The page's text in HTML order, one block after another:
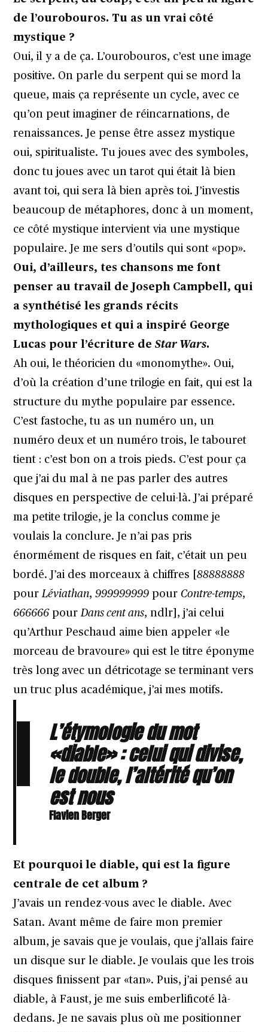
de l’ourobouros. Tu as un vrai côté
mystique ?
Oui, il y a de ça. L’ourobouros, c’est une image
positive. On parle du serpent qui se mord la
queue, mais ça représente un cycle, avec ce
qu’on peut imaginer de réincarnations, de
renaissances. Je pense être assez mystique
oui, spiritualiste. Tu joues avec des symboles,
donc tu joues avec un tarot qui était là bien
avant toi, qui sera là bien après toi. J’investis
beaucoup de métaphores, donc à un moment,
ce côté mystique intervient via une mystique
populaire. Je me sers d’outils qui sont «pop».
Oui, d’ailleurs, tes chansons me font
penser au travail de Joseph Campbell, qui
a synthétisé les grands récits
mythologiques et qui a inspiré George
Lucas pour l’écriture deStar Wars.
Ah oui, le théoricien du «monomythe». Oui,
d’où la création d’une trilogie en fait, qui est la
structure du mythe populaire par essence.
C’est fastoche, tu as un numéro un, un
numéro deux et un numéro trois, le tabouret
tient : c’est bon on a trois pieds. C’est pour ça
que j’ai du mal à ne pas parler des autres
disques en perspective de celui-là. J’ai préparé
ma petite trilogie, je la conclus comme je
voulais la conclure. Je n’ai pas pris
énormément de risques en fait, c’était un peu
bordé. J’ai des morceaux à chiffres [88888888
pourLéviathan,999999999 pourContre-temps,
666666 pourDans cent ans, ndlr], j’ai celui
qu’Arthur Peschaud aime bien appeler «le
morceau de bravoure» qui est le titre éponyme
très long avec un détricotage se terminant vers
un truc plus académique, j’ai mes motifs.
L’étymologie du mot
«diable» : celui qui divise,
le double, l’altérité qu’on
est nous
Flavien Berger
Et pourquoi le diable, qui est la figure
centrale de cet album ?
J’avais un rendez-vous avec le diable. Avec
Satan. Avant même de faire mon premier
album, je savais que je voulais, que j’allais faire
un disque sur le diable. Je voulais que les trois
disques finissent par «tan». Puis, j’ai pensé au
diable, à Faust, je me suis emberlificoté là-
dedans. Je ne savais plus où me positionner